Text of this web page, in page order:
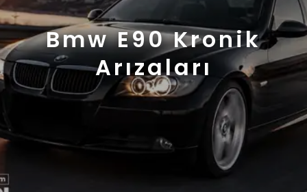
Bmw E90 Kronik
Arızaları